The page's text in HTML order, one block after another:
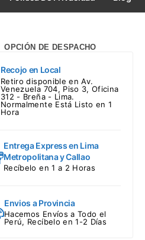
OPCIÓN DE DESPACHO
Recojo en Local
Retiro disponible en Av.
Venezuela 704, Piso 3, Oficina
312 - Breña - Lima.
Normalmente Está Listo en 1
Hora
Entrega Express en Lima
Metropolitana y Callao
Recíbelo en 1 a 2 Horas
Envios a Provincia
Hacemos Envíos a Todo el
Perú, Recíbelo en 1-2 Días